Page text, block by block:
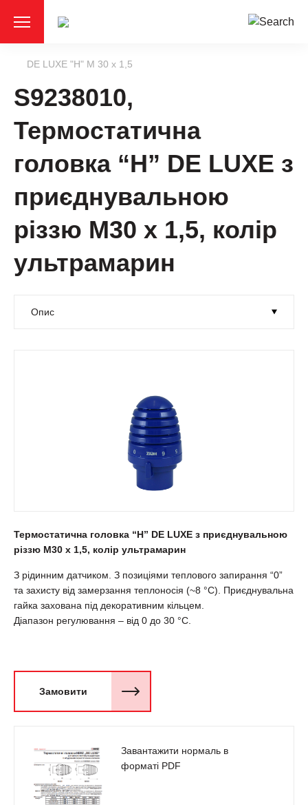
DE LUXE "Н" M 30 x 1,5
S9238010,
Термостатична
головка “Н” DE LUXE з
приєднувальною
різзю М30 х 1,5, колір
ультрамарин
Термостатична головка “Н” DE LUXE з приєднувальною
різзю М30 х 1,5, колір ультрамарин
З рідинним датчиком. З позиціями теплового запирання “0”
та захисту від замерзання теплоносія (~8 °С). Приєднувальна
гайка захована під декоративним кільцем.
Діапазон регулювання – від 0 до 30 °С.
Замовити
Завантажити нормаль в
форматі PDF